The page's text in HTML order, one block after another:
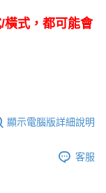
橫式，都可能會
顯示電腦版詳細說明
客服